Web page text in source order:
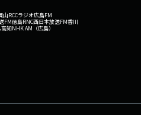
山RCCラジオ広島FM
FM徳島RNC西日本放送FM香川
知NHK AM（広島）